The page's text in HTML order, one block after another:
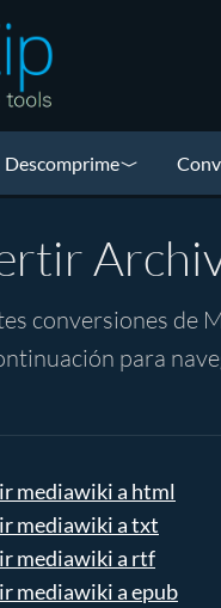
Descomprime
conversiones de
para
mediawiki a html
mediawiki a txt
mediawiki a rtf
mediawiki a epub